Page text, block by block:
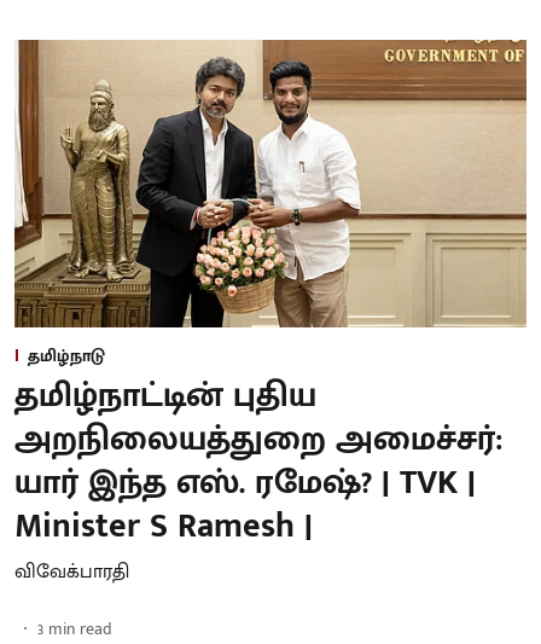
தமிழ்நாடு
தமிழ்நாட்டின் புதிய
அறநிலையத்துறை அமைச்சர்:
யார் இந்த எஸ். ரமேஷ்? | TVK |
Minister S Ramesh |
விவேக்பாரதி
3 min read